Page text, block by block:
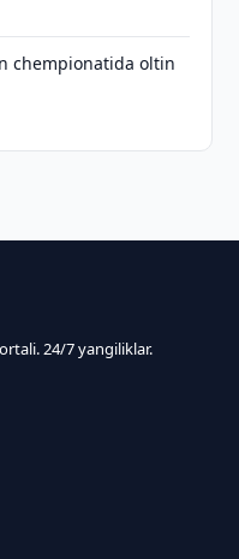
chempionatida oltin
24/7 yangiliklar.